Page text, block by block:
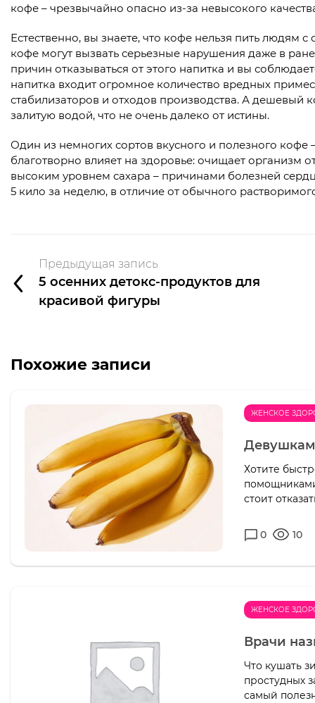
кофе – чрезвычайно опасно из-за невысокого
Естественно, вы знаете, что кофе нельзя пить людям
кофе могут вызвать серьезные нарушения даже в
причин отказываться от этого напитка и вы
напитка входит огромное количество вредных
стабилизаторов и отходов производства. А дешевый
залитую водой, что не очень далеко от истины.
Один из немногих сортов вкусного и полезного
благотворно влияет на здоровье: очищает организм
высоким уровнем сахара – причинами болезней
5 кило за неделю, в отличие от обычного
Предыдущая запись
5 осенних детокс-продуктов для
красивой фигуры
Похожие записи
ЖЕНСКОЕ
Девушкам
Хотите
стоит
0 10
ЖЕНСКОЕ
Врачи
Что кушать
простудных
самый